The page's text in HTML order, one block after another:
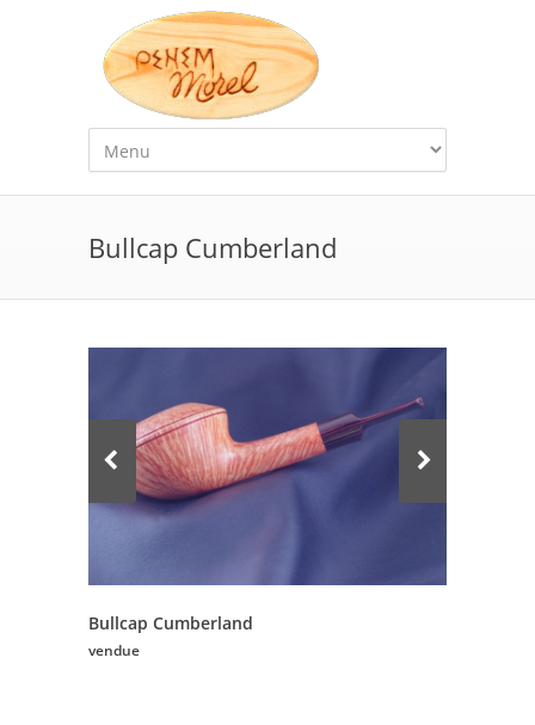
Bullcap Cumberland
Bullcap Cumberland
vendue